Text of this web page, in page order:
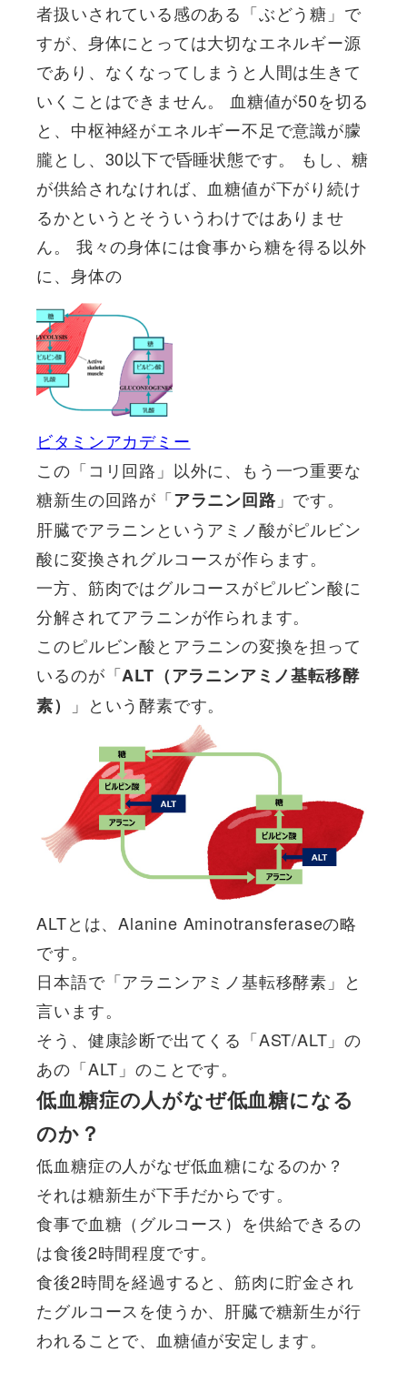
者扱いされている感のある「ぶどう糖」で
すが、身体にとっては大切なエネルギー源
であり、なくなってしまうと人間は生きて
いくことはできません。 血糖値が50を切る
と、中枢神経がエネルギー不足で意識が朦
朧とし、30以下で昏睡状態です。 もし、糖
が供給されなければ、血糖値が下がり続け
るかというとそういうわけではありませ
ん。 我々の身体には食事から糖を得る以外
に、身体の
ビタミンアカデミー
この「コリ回路」以外に、もう一つ重要な
糖新生の回路が「アラニン回路 」です。
肝臓でアラニンというアミノ酸がピルビン
酸に変換されグルコースが作らます。
一方、筋肉ではグルコースがピルビン酸に
分解されてアラニンが作られます。
このピルビン酸とアラニンの変換を担って
いるのが「ALT（アラニンアミノ基転移酵
素）
」という酵素です。
ALTとは、Alanine Aminotransferaseの略
です。
日本語で「アラニンアミノ基転移酵素」と
言います。
そう、健康診断で出てくる「AST/ALT」の
あの「ALT」のことです。
低血糖症の人がなぜ低血糖になる
のか？
低血糖症の人がなぜ低血糖になるのか？
それは糖新生が下手だからです。
食事で血糖（グルコース）を供給できるの
は食後2時間程度です。
食後2時間を経過すると、筋肉に貯金され
たグルコースを使うか、肝臓で糖新生が行
われることで、血糖値が安定します。